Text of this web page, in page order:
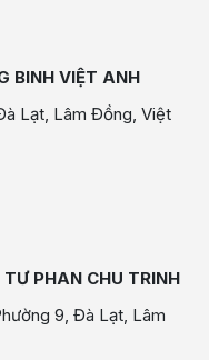
BINH VIỆT ANH
Lạt, Lâm Đồng, Việt
PHAN CHU TRINH
9, Đà Lạt, Lâm